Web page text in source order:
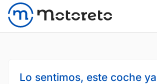
Lo sentimos, este coche